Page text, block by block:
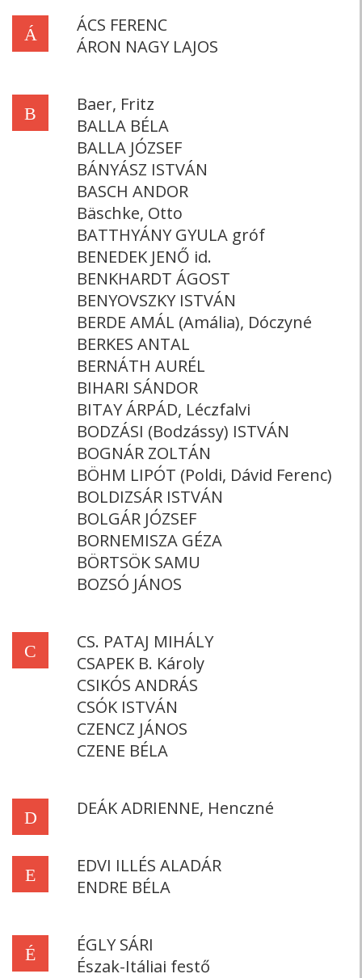
Á
ÁCS FERENC
ÁRON NAGY LAJOS
B
Baer, Fritz
BALLA BÉLA
BALLA JÓZSEF
BÁNYÁSZ ISTVÁN
BASCH ANDOR
Bäschke, Otto
BATTHYÁNY GYULA gróf
BENEDEK JENŐ id.
BENKHARDT ÁGOST
BENYOVSZKY ISTVÁN
BERDE AMÁL (Amália), Dóczyné
BERKES ANTAL
BERNÁTH AURÉL
BIHARI SÁNDOR
BITAY ÁRPÁD, Léczfalvi
BODZÁSI (Bodzássy) ISTVÁN
BOGNÁR ZOLTÁN
BÖHM LIPÓT (Poldi, Dávid Ferenc)
BOLDIZSÁR ISTVÁN
BOLGÁR JÓZSEF
BORNEMISZA GÉZA
BÖRTSÖK SAMU
BOZSÓ JÁNOS
C
CS. PATAJ MIHÁLY
CSAPEK B. Károly
CSIKÓS ANDRÁS
CSÓK ISTVÁN
CZENCZ JÁNOS
CZENE BÉLA
D DEÁK ADRIENNE, Henczné
E
EDVI ILLÉS ALADÁR
ENDRE BÉLA
É
ÉGLY SÁRI
Észak-Itáliai festő